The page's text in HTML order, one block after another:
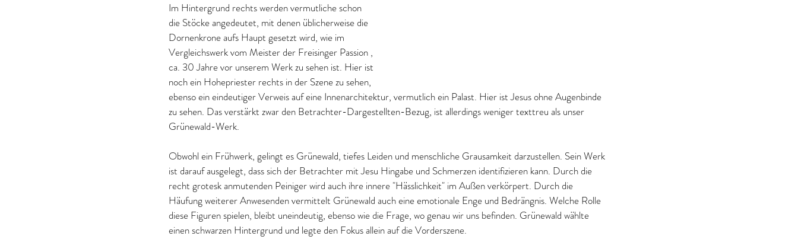
Im Hintergrund rechts werden vermutliche schon
die Stöcke angedeutet, mit denen üblicherweise die
Dornenkrone aufs Haupt gesetzt wird, wie im
Vergleichswerk vom Meister der Freisinger Passion ,
ca. 30 Jahre vor unserem Werk zu sehen ist. Hier ist
noch ein Hohepriester rechts in der Szene zu sehen,
ebenso ein eindeutiger Verweis auf eine Innenarchitektur, vermutlich ein Palast. Hier ist Jesus ohne Augenbinde
zu sehen. Das verstärkt zwar den Betrachter-Dargestellten-Bezug, ist allerdings weniger texttreu als unser
Grünewald-Werk.
Obwohl ein Frühwerk, gelingt es Grünewald, tiefes Leiden und menschliche Grausamkeit darzustellen. Sein Werk
ist darauf ausgelegt, dass sich der Betrachter mit Jesu Hingabe und Schmerzen identifizieren kann. Durch die
recht grotesk anmutenden Peiniger wird auch ihre innere "Hässlichkeit" im Außen verkörpert. Durch die
Häufung weiterer Anwesenden vermittelt Grünewald auch eine emotionale Enge und Bedrängnis. Welche Rolle
diese Figuren spielen, bleibt uneindeutig, ebenso wie die Frage, wo genau wir uns befinden. Grünewald wählte
einen schwarzen Hintergrund und legte den Fokus allein auf die Vorderszene.